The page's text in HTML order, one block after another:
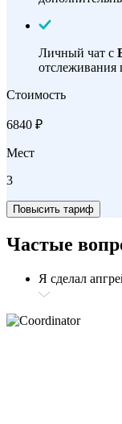
Личный чат с
отслеживания
Стоимость
6840 ₽
Мест
3
Повысить тариф
Частые
Я сделал